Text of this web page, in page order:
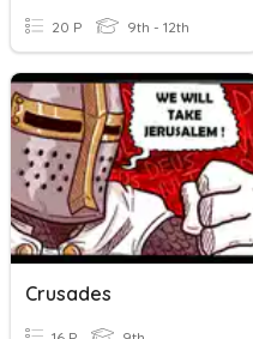
20 P 9th - 12th
Crusades